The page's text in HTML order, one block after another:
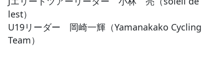
lest）
U19リーダー 岡崎一輝（Yamanakako Cycling
Team）